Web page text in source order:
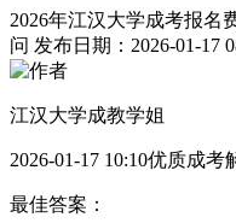
2026年江汉大学成考报名
问 发布日期：2026-01-17
江汉大学成教学姐
2026-01-17 10:10优质成考
最佳答案：